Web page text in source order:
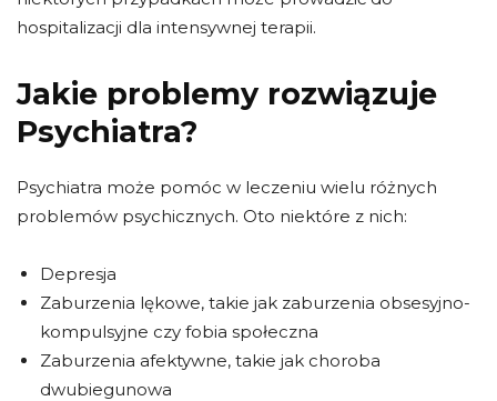
hospitalizacji dla intensywnej terapii.
Jakie problemy rozwiązuje
Psychiatra?
Psychiatra może pomóc w leczeniu wielu różnych
problemów psychicznych. Oto niektóre z nich:
Depresja
Zaburzenia lękowe, takie jak zaburzenia obsesyjno-
kompulsyjne czy fobia społeczna
Zaburzenia afektywne, takie jak choroba
dwubiegunowa